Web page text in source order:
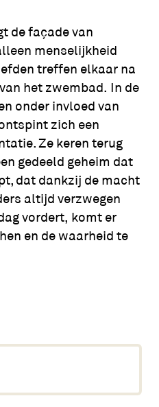
de façade van
menselijkheid
treffen elkaar na
het zwembad. In de
onder invloed van
zich een
Ze keren terug
gedeeld geheim dat
dat dankzij de macht
altijd verzwegen
vordert, komt er
en de waarheid te
Ferhat
tussen rijk en arm:
rijk als arm geweest,